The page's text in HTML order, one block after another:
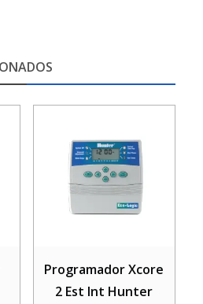
Programador Xcore
2 Est Int Hunter